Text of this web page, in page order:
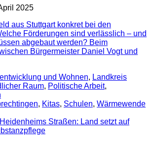
2025
aus Stuttgart konkret bei den
Förderungen sind verlässlich – und
abgebaut werden? Beim
Bürgermeister Daniel Vogt und
und Wohnen, Landkreis
Raum, Politische Arbeit,
, Kitas, Schulen, Wärmewende